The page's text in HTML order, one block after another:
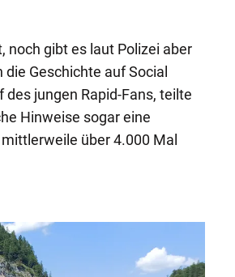
gibt es laut Polizei aber
Geschichte auf Social
jungen Rapid-Fans, teilte
Hinweise sogar eine
über 4.000 Mal